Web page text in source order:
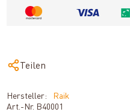
Teilen
Hersteller:
Raik
Art.-Nr. B40001